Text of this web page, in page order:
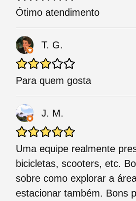
Ótimo atendimento
T. G.
Para quem gosta
J. M.
Uma equipe realmente
bicicletas, scooters, etc.
sobre como explorar a
estacionar também. Bons